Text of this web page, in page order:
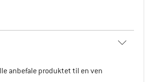
anbefale produktet til en ven